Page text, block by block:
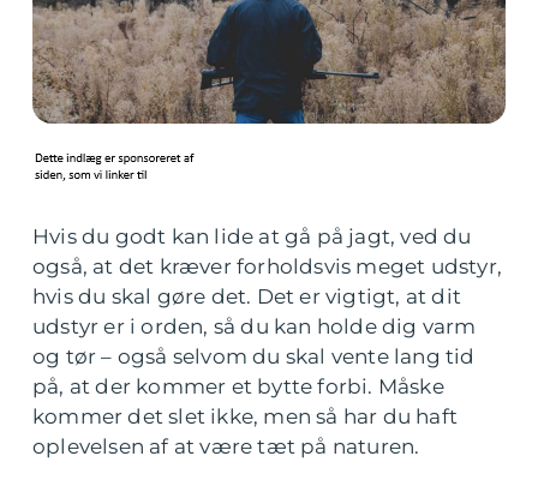
Hvis du godt kan lide at gå på jagt, ved du
også, at det kræver forholdsvis meget udstyr,
hvis du skal gøre det. Det er vigtigt, at dit
udstyr er i orden, så du kan holde dig varm
og tør – også selvom du skal vente lang tid
på, at der kommer et bytte forbi. Måske
kommer det slet ikke, men så har du haft
oplevelsen af at være tæt på naturen.